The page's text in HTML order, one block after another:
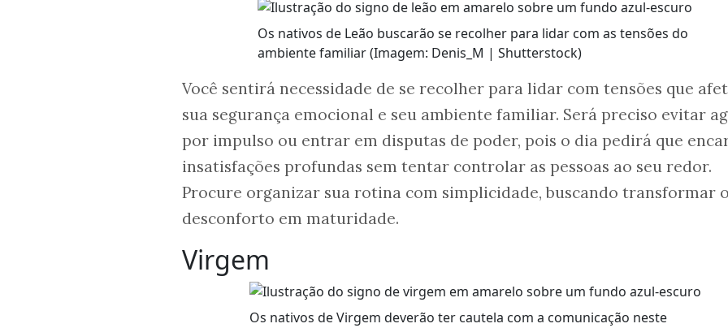
Os nativos de Leão buscarão se recolher para lidar com as tensões do
ambiente familiar (Imagem: Denis_M | Shutterstock)
Você sentirá necessidade de se recolher para lidar com tensões que
sua segurança emocional e seu ambiente familiar. Será preciso evitar
por impulso ou entrar em disputas de poder, pois o dia pedirá que
insatisfações profundas sem tentar controlar as pessoas ao seu redor.
Procure organizar sua rotina com simplicidade, buscando transformar o
desconforto em maturidade.
Virgem
Os nativos de Virgem deverão ter cautela com a comunicação neste